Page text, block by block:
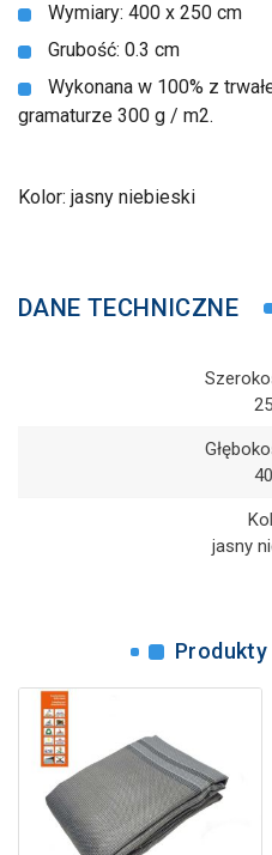
Wymiary: 400 x 250 cm
Grubość: 0.3 cm
Wykonana w 100% z
gramaturze 300 g / m2.
Kolor: jasny niebieski
DANE TECHNICZNE
jasny
Produkty